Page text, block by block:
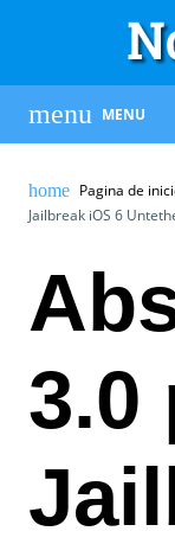
MENU
Pagina de
Jailbreak iOS 6
3.0